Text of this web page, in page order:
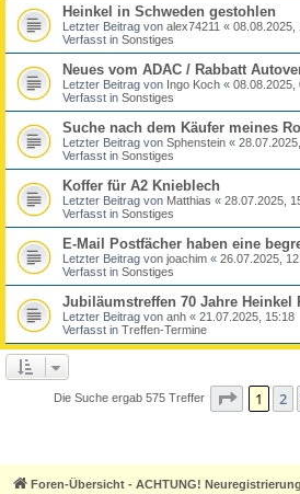
Heinkel in Schweden gestohlen
Letzter Beitrag von alex74211 « 08.08.2025,
Verfasst in Sonstiges
Neues vom ADAC / Rabbatt
Letzter Beitrag von Ingo Koch « 08.08.2025,
Verfasst in Sonstiges
Suche nach dem Käufer meines
Letzter Beitrag von Sphenstein «
Verfasst in Sonstiges
Koffer für A2 Knieblech
Letzter Beitrag von Matthias « 28.07.2025,
Verfasst in Sonstiges
E-Mail Postfächer haben eine
Letzter Beitrag von joachim « 26.07.2025,
Verfasst in Sonstiges
Jubiläumstreffen 70 Jahre Heinkel
Letzter Beitrag von anh « 21.07.2025, 15:18
Verfasst in Treffen-Termine
Die Suche ergab 575 Treffer Seite 1
1 2
Foren-Übersicht - ACHTUNG!